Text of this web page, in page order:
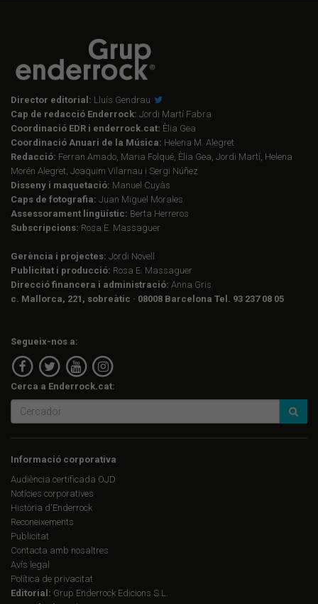
Director editorial: Lluís Gendrau
Cap de redacció Enderrock: Jordi Martí Fabra
Coordinació EDR i enderrock.cat: Èlia Gea
Coordinació Anuari de la Música: Helena M. Alegret
Redacció: Ferran Amado, Maria Folqué, Èlia Gea, Jordi Martí, Helena
Morén Alegret, Joaquim Vilarnau i Sergi Núñez
Disseny i maquetació: Manuel Cuyàs
Caps de fotografia: Juan Miguel Morales
Assessorament lingüístic: Berta Herreros
Subscripcions: Rosa E. Massaguer
Gerència i projectes: Jordi Novell
Publicitat i producció: Rosa E. Massaguer
Direcció financera i administració: Anna Gris
c. Mallorca, 221, sobreàtic · 08008 Barcelona Tel. 93 237 08 05
Segueix-nos a:
Cerca a Enderrock.cat:
Informació corporativa
Audiència certificada OJD
Notícies corporatives
Història d'Enderrock
Reconeixements
Publicitat
Contacta amb nosaltres
Avís legal
Política de privacitat
Editorial: Grup Enderrock Edicions S.L.